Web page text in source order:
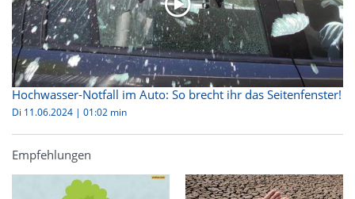
Hochwasser-Notfall im Auto: So brecht ihr das Seitenfenster!
Di 11.06.2024 | 01:02 min
Empfehlungen